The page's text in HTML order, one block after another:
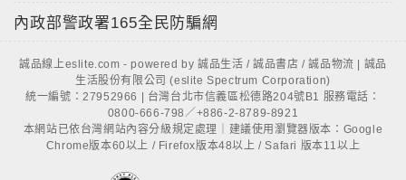
內政部警政署165全民防騙網
誠品線上eslite.com - powered by 誠品生活 / 誠品書店 / 誠品物流 | 誠品
生活股份有限公司 (eslite Spectrum Corporation)
統一編號：27952966 | 台灣台北市信義區松德路204號B1 服務電話：
0800-666-798／+886-2-8789-8921
本網站已依台灣網站內容分級規定處理｜建議使用瀏覽器版本：Google
Chrome版本60以上 / Firefox版本48以上 / Safari 版本11以上